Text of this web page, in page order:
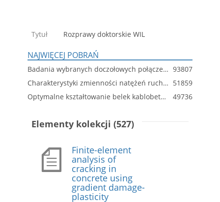
Tytuł Rozprawy doktorskie WIL
NAJWIĘCEJ POBRAŃ
Badania wybranych doczołowych połączeń śrubowych z imperfekcjami 93807
Charakterystyki zmienności natężeń ruchu i ich wpływ na eksploatację wybranych obiektów drogowych 51859
Optymalne kształtowanie belek kablobetonowych
49736
Elementy kolekcji (527)
Finite-element
analysis of
cracking in
concrete using
gradient damage-
plasticity